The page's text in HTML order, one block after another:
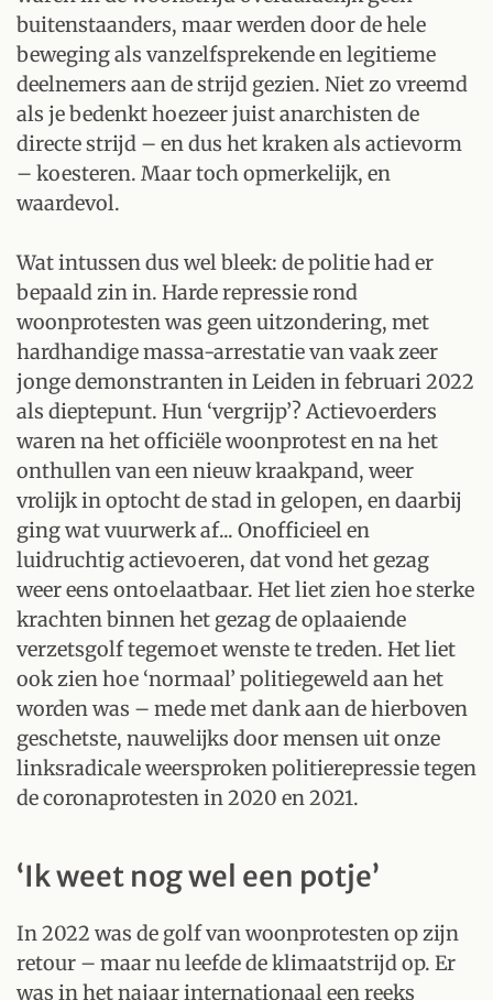
buitenstaanders, maar werden door de hele
beweging als vanzelfsprekende en legitieme
deelnemers aan de strijd gezien. Niet zo vreemd
als je bedenkt hoezeer juist anarchisten de
directe strijd – en dus het kraken als actievorm
– koesteren. Maar toch opmerkelijk, en
waardevol.
Wat intussen dus wel bleek: de politie had er
bepaald zin in. Harde repressie rond
woonprotesten was geen uitzondering, met
hardhandige massa-arrestatie van vaak zeer
jonge demonstranten in Leiden in februari 2022
als dieptepunt. Hun ‘vergrijp’? Actievoerders
waren na het officiële woonprotest en na het
onthullen van een nieuw kraakpand, weer
vrolijk in optocht de stad in gelopen, en daarbij
ging wat vuurwerk af... Onofficieel en
luidruchtig actievoeren, dat vond het gezag
weer eens ontoelaatbaar. Het liet zien hoe sterke
krachten binnen het gezag de oplaaiende
verzetsgolf tegemoet wenste te treden. Het liet
ook zien hoe ‘normaal’ politiegeweld aan het
worden was – mede met dank aan de hierboven
geschetste, nauwelijks door mensen uit onze
linksradicale weersproken politierepressie tegen
de coronaprotesten in 2020 en 2021.
‘Ik weet nog wel een potje’
In 2022 was de golf van woonprotesten op zijn
retour – maar nu leefde de klimaatstrijd op. Er
was in het najaar internationaal een reeks